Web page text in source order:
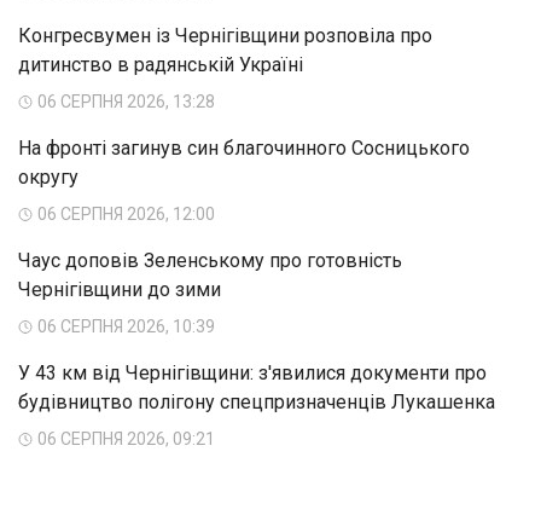
Конгресвумен із Чернігівщини розповіла про
дитинство в радянській Україні
06 СЕРПНЯ 2026, 13:28
На фронті загинув син благочинного Сосницького
округу
06 СЕРПНЯ 2026, 12:00
Чаус доповів Зеленському про готовність
Чернігівщини до зими
06 СЕРПНЯ 2026, 10:39
У 43 км від Чернігівщини: з'явилися документи про
будівництво полігону спецпризначенців Лукашенка
06 СЕРПНЯ 2026, 09:21